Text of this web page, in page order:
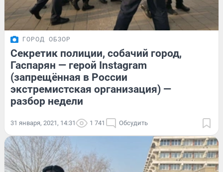
ГОРОД ОБЗОР
Секретик полиции, собачий город,
Гаспарян — герой Instagram
(запрещённая в России
экстремистская организация) —
разбор недели
31 января, 2021, 14:31 1 741 Обсудить